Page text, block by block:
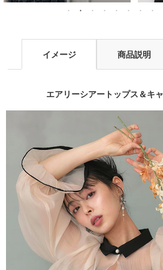
イメージ 商品説明
エアリーシアートップス＆キ